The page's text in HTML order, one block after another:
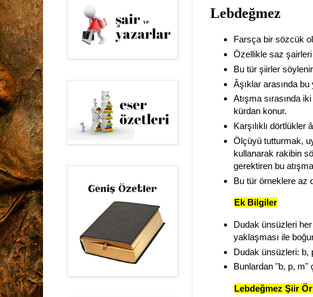
Lebdeğmez
Farsça bir sözcük
Özellikle saz şairleri
Bu tür şiirler
Âşıklar arasında bu
Atışma sırasında
kürdan konur.
Karşılıklı dörtlükler
Ölçüyü tutturmak,
kullanarak rakibin
gerektiren bu
Bu tür örneklere az
Ek Bilgiler
Dudak ünsüzleri
yaklaşması ile
Dudak ünsüzleri: b,
Bunlardan "b, p, m"
Lebdeğmez Şiir